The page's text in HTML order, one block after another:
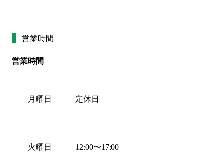
営業時間
営業時間
月曜日
火曜日
定休日
12:00〜17:00